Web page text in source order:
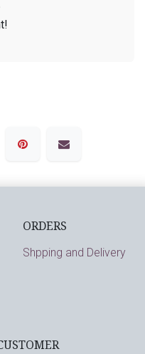
ORDERS
Shpping and Delivery